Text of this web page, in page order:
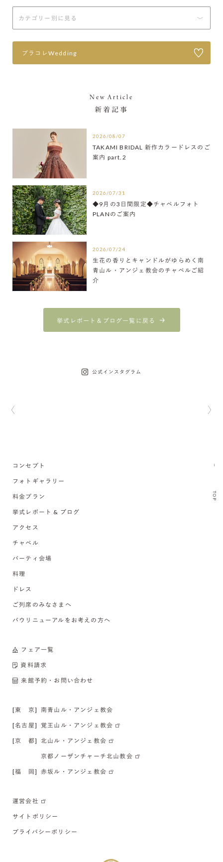
プラコレWedding
New Article
新着記事
2026/08/07
TAKAMI BRIDAL 新作カラードレスのご
案内 part.2
2026/07/31
◆9月の3日間限定◆チャペルフォト
PLANのご案内
2026/07/24
生花の香りとキャンドルがゆらめく南
青山ル・アンジェ教会のチャペルご紹
介
挙式レポート＆ブログ一覧に戻る
公式インスタグラム
TOP
コンセプト
フォトギャラリー
料金プラン
挙式レポート & ブログ
アクセス
チャペル
パーティ会場
料理
ドレス
ご列席のみなさまへ
バウリニューアルをお考えの方へ
フェア一覧
資料請求
来館予約・お問い合わせ
[東 京] 南青山ル・アンジェ教会
[名古屋] 覚王山ル・アンジェ教会
[京 都] 北山ル・アンジェ教会
京都ノーザンチャーチ北山教会
[福 岡] 赤坂ル・アンジェ教会
運営会社
サイトポリシー
プライバシーポリシー